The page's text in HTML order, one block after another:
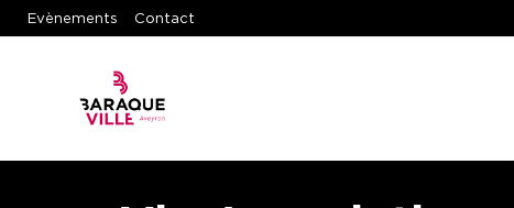
Evènements Contact